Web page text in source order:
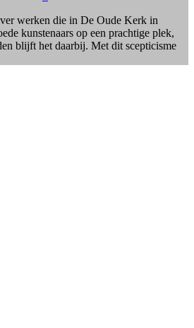
werken die in De Oude Kerk in
kunstenaars op een prachtige plek,
blijft het daarbij. Met dit scepticisme